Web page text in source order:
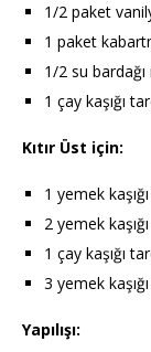
1/2 paket
1 paket
1/2 su bardağı
1 çay kaşığı
Kıtır Üst için:
1 yemek
2 yemek
1 çay kaşığı
3 yemek
Yapılışı: